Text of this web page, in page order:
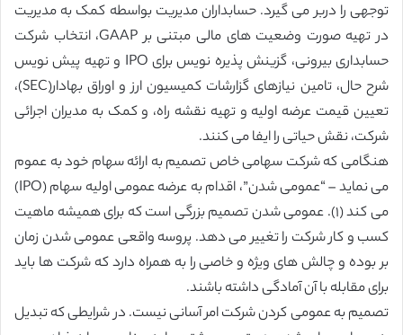
توجهی را دربر می گیرد. حسابداران مدیریت بواسطه کمک به مدیریت
در تهیه صورت وضعیت های مالی مبتنی بر GAAP، انتخاب شرکت
حسابداری بیرونی، گزینش پذیره نویس برای IPO و تهیه پیش نویس
شرح حال، تامین نیازهای گزارشات کمیسیون ارز و اوراق بهادار(SEC)،
تعیین قیمت عرضه اولیه و تهیه نقشه راه، و کمک به مدیران اجرائی
شرکت، نقش حیاتی را ایفا می کنند.
هنگامی که شرکت سهامی خاص تصمیم به ارائه سهام خود به عموم
می نماید – “عمومی شدن”، اقدام به عرضه عمومی اولیه سهام (IPO)
می کند (١). عمومی شدن تصمیم بزرگی است که برای همیشه ماهیت
کسب و کار شرکت را تغییر می دهد. پروسه واقعی عمومی شدن زمان
بر بوده و چالش های ویژه و خاصی را به همراه دارد که شرکت ها باید
برای مقابله با آن آمادگی داشته باشند.
تصمیم به عمومی کردن شرکت امر آسانی نیست. در شرایطی که تبدیل